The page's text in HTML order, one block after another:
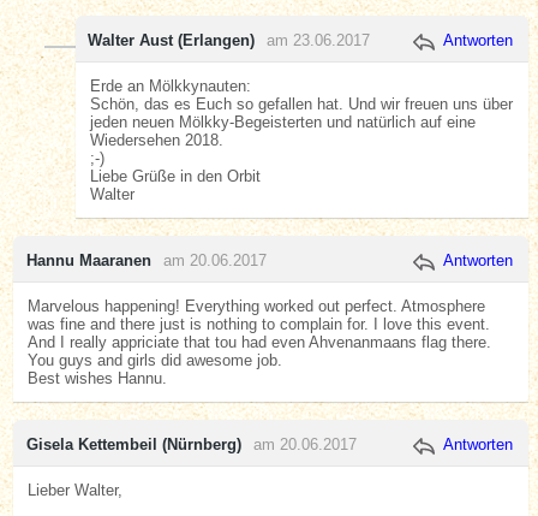
Walter Aust (Erlangen) am 23.06.2017 Antworten
Erde an Mölkkynauten:
Schön, das es Euch so gefallen hat. Und wir freuen uns über
jeden neuen Mölkky-Begeisterten und natürlich auf eine
Wiedersehen 2018.
;-)
Liebe Grüße in den Orbit
Walter
Hannu Maaranen am 20.06.2017 Antworten
Marvelous happening! Everything worked out perfect. Atmosphere
was fine and there just is nothing to complain for. I love this event.
And I really appriciate that tou had even Ahvenanmaans flag there.
You guys and girls did awesome job.
Best wishes Hannu.
Gisela Kettembeil (Nürnberg) am 20.06.2017 Antworten
Lieber Walter,